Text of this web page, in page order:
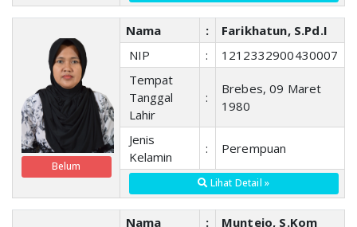
Belum
Nama :
Farikhatun, S.Pd.I
NIP
:
1212332900430007
Tempat
Tanggal
Lahir
:
Brebes, 09 Maret
1980
Jenis
Kelamin
: Perempuan
Lihat Detail »
Nama :
Muntejo, S.Kom